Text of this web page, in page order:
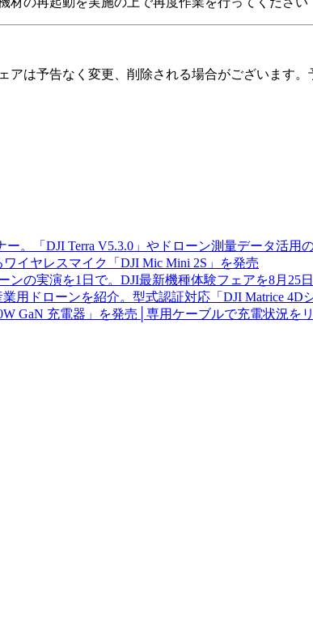
は予告なく変更、削除される場合がございます。
ー。「DJI Terra V5.3.0」やドローン測量データ活
イヤレスマイク「DJI Mic Mini 2S」を発売
ンの実演を1日で。DJI最新機種体験フェアを8月25
用ドローンを紹介。型式認証対応「DJI Matrice
GaN 充電器」を発売│専用ケーブルで充電状況を